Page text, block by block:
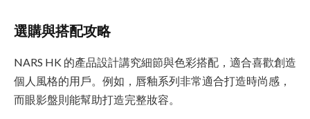
選購與搭配攻略
NARS HK 的產品設計講究細節與色彩搭配，適合喜歡創造
個人風格的用戶。例如，唇釉系列非常適合打造時尚感，
而眼影盤則能幫助打造完整妝容。